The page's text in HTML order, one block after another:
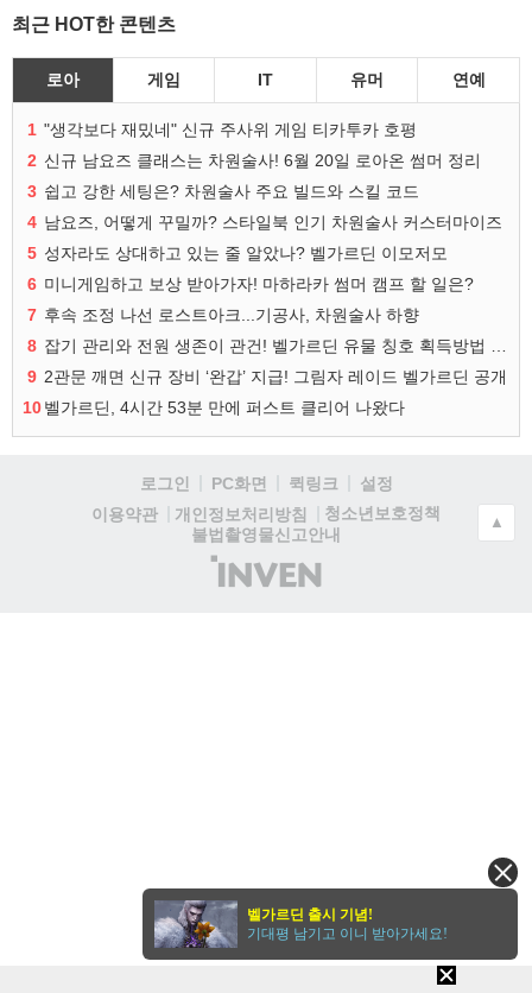
최근 HOT한 콘텐츠
로아 게임 IT 유머 연예
1 "생각보다 재밌네" 신규 주사위 게임 티카투카 호평
2 신규 남요즈 클래스는 차원술사! 6월 20일 로아온 썸머 정리
3 쉽고 강한 세팅은? 차원술사 주요 빌드와 스킬 코드
4 남요즈, 어떻게 꾸밀까? 스타일북 인기 차원술사 커스터마이즈
5 성자라도 상대하고 있는 줄 알았나? 벨가르딘 이모저모
6 미니게임하고 보상 받아가자! 마하라카 썸머 캠프 할 일은?
7 후속 조정 나선 로스트아크...기공사, 차원술사 하향
8
9 2관문 깨면 신규 장비 ‘완갑’ 지급! 그림자 레이드 벨가르딘 공개
10벨가르딘, 4시간 53분 만에 퍼스트 클리어 나왔다
로그인 PC화면 퀵링크
설정
이용약관
개인정보처리방침
청소년보호정책
불법촬영물신고안내
(주)
인
▲
벨가르딘 출시 기념!
기대평 남기고 이니 받아가세요!